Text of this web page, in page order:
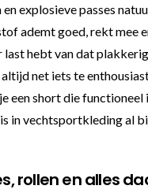
en explosieve passes
ademt goed, rekt mee
last hebt van dat
net iets te
een short die functioneel
in vechtsportkleding al
rollen en alles